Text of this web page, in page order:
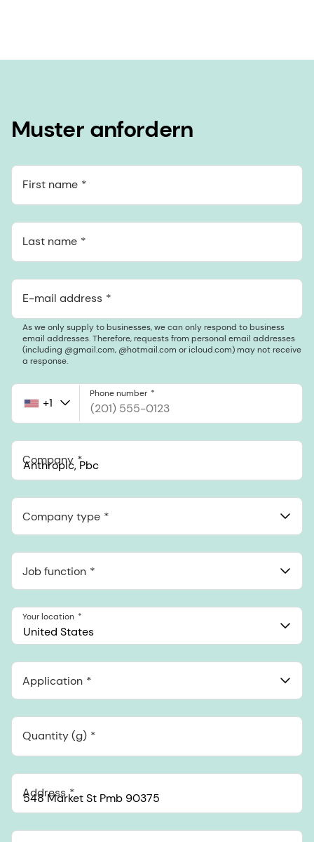
Muster anfordern
First name
Last name
E-mail address
As we only supply to businesses, we can only respond to business
email addresses. Therefore, requests from personal email addresses
(including @gmail.com, @hotmail.com or icloud.com) may not receive
a response.
United
+1
Phone number
Company
548 Market St Pmb 90375, San Francisco, California, US
Company type
Job function
United States
Your location
Application
Quantity (g)
Address